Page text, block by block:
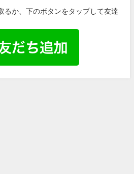
るか、下のボタンをタップして友達